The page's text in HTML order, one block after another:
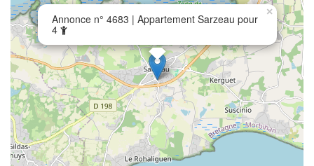
Annonce n° 4683 | Appartement Sarzeau pour
4
×